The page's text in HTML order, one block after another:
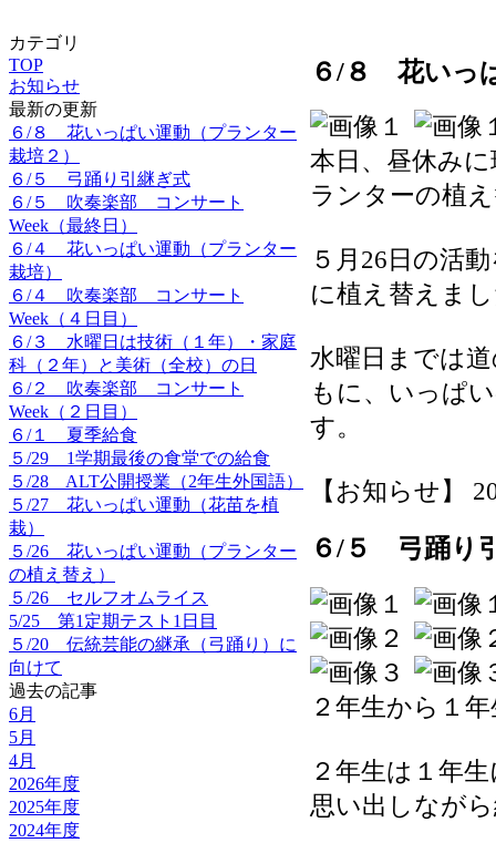
カテゴリ
TOP
お知らせ
最新の更新
６/８ 花いっぱい運動（プランター
栽培２）
６/５ 弓踊り引継ぎ式
６/５ 吹奏楽部 コンサート
Week（最終日）
６/４ 花いっぱい運動（プランター
栽培）
６/４ 吹奏楽部 コンサート
Week（４日目）
６/３ 水曜日は技術（１年）・家庭
科（２年）と美術（全校）の日
６/２ 吹奏楽部 コンサート
Week（２日目）
６/１ 夏季給食
５/29 1学期最後の食堂での給食
５/28 ALT公開授業（2年生外国語）
５/27 花いっぱい運動（花苗を植
栽）
５/26 花いっぱい運動（プランター
の植え替え）
５/26 セルフオムライス
5/25 第1定期テスト1日目
５/20 伝統芸能の継承（弓踊り）に
向けて
過去の記事
6月
5月
4月
2026年度
2025年度
2024年度
６/８ 花いっ
本日、昼休み
ランターの植
５月26日の活
に植え替えま
水曜日までは
もに、いっぱ
す。
【お知らせ】
６/５ 弓踊り
２年生から１
２年生は１年
思い出しなが